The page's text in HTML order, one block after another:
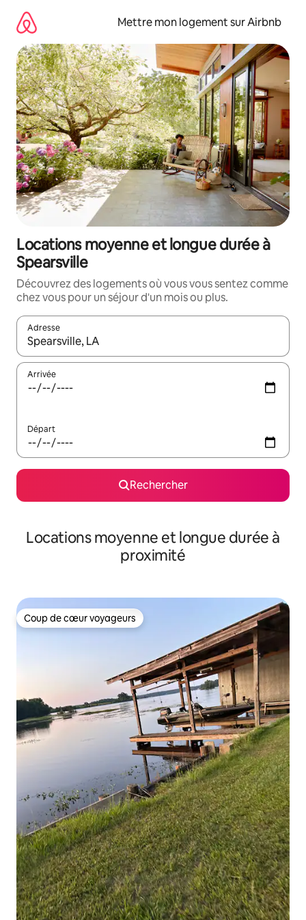
directement
contenu
Mettre mon logement sur Airbnb
Locations moyenne et longue durée à
Spearsville
Découvrez des logements où vous vous sentez comme
chez vous pour un séjour d'un mois ou plus.
Adresse
Lorsque les résultats s'affichent, utilisez les flèches vers le
Arrivée
Départ
Rechercher
Locations moyenne et longue durée à
proximité
Coup de cœur voyageurs
Coup de cœur voyageurs